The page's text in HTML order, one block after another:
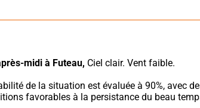
midi à Futeau, Ciel clair. Vent faible.
de la situation est évaluée à 90%, avec
favorables à la persistance du beau